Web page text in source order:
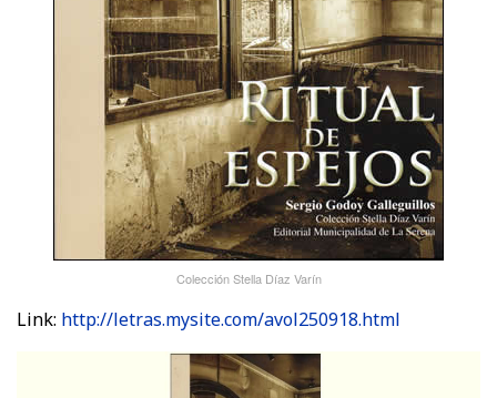
Colección Stella Díaz Varín
Link: http://letras.mysite.com/avol250918.html